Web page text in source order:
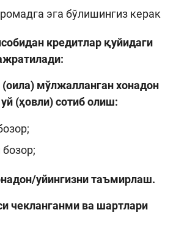
эга бўлишингиз керак
кредитлар қуйидаги
мўлжалланган хонадон
(ҳовли) сотиб олиш:
уйингизни таъмирлаш.
чекланганми ва шартлари